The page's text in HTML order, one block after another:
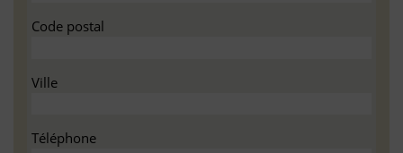
Code postal
Ville
Téléphone